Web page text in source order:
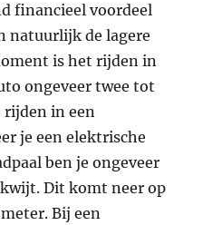
financieel voordeel
natuurlijk de lagere
is het rijden in
ongeveer twee tot
rijden in een
je een elektrische
ben je ongeveer
Dit komt neer op
Bij een